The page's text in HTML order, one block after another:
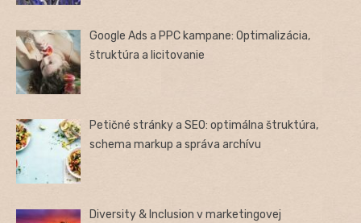
Google Ads a PPC kampane: Optimalizácia,
štruktúra a licitovanie
Petičné stránky a SEO: optimálna štruktúra,
schema markup a správa archívu
Diversity & Inclusion v marketingovej